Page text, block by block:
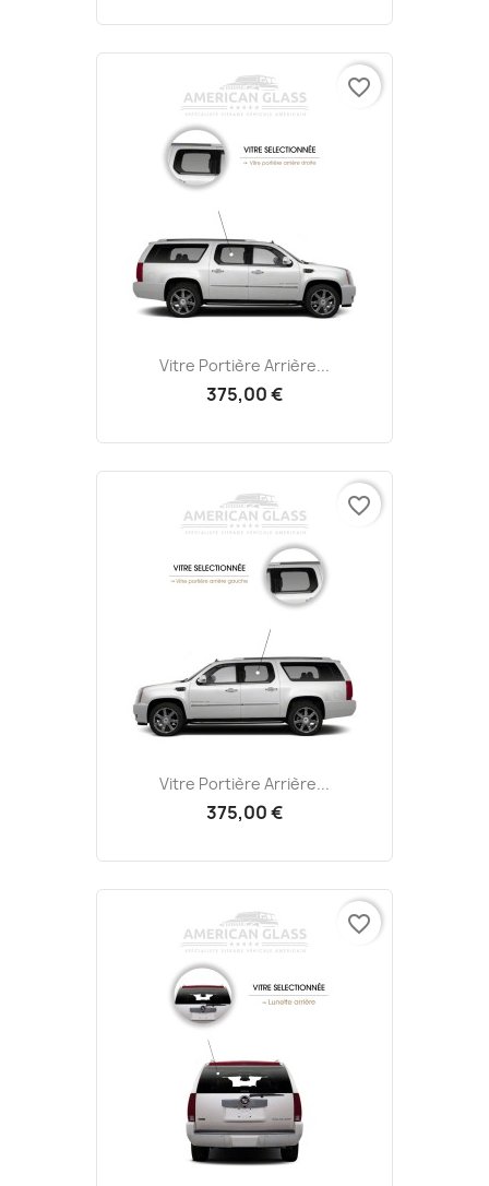
Vitre Portière Arrière...
375,00 €
favorite_border
Vitre Portière Arrière...
375,00 €
favorite_border
favorite_border